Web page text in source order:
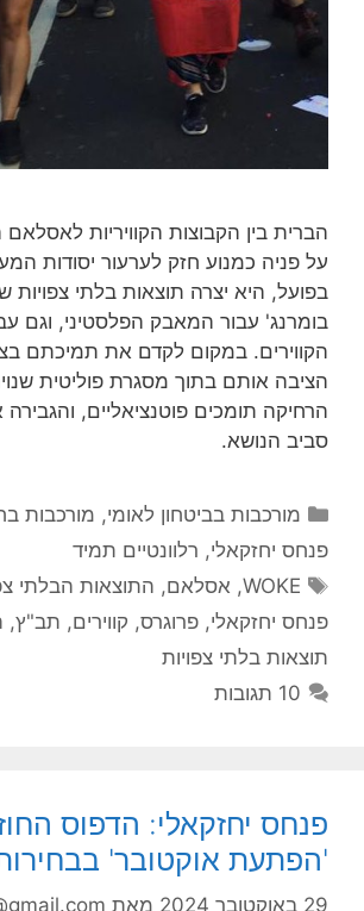
הברית בין הקבוצות הקוויריות
על פניה כמנוע חזק לערעור יסודות
בפועל, היא יצרה תוצאות בלתי
בומרנג' עבור המאבק הפלסטיני, וגם
הקווירים. במקום לקדם את תמיכתם
הציבה אותם בתוך מסגרת פוליטית
הרחיקה תומכים פוטנציאליים, והגבירה
סביב הנושא.
קטגוריות
מורכבות בביטחון לאומי, מורכבות
פנחס יחזקאלי, רלוונטיים תמיד
תגיות
WOKE
, אסלאם, התוצאות הבלתי
פנחס יחזקאלי, פרוגרס, קווירים, תב"ץ,
תוצאות בלתי צפויות
10 תגובות
פנחס יחזקאלי: הדפוס
'הפתעת אוקטובר'
29 באוקטובר 2024 מאת